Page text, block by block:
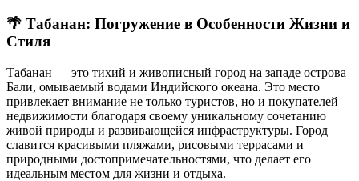
🌴 Табанан: Погружение в Особенности Жизни и
Стиля
Табанан — это тихий и живописный город на западе острова
Бали, омываемый водами Индийского океана. Это место
привлекает внимание не только туристов, но и покупателей
недвижимости благодаря своему уникальному сочетанию
живой природы и развивающейся инфраструктуры. Город
славится красивыми пляжами, рисовыми террасами и
природными достопримечательностями, что делает его
идеальным местом для жизни и отдыха.